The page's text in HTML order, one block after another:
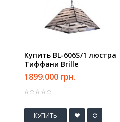
Купить BL-606S/1 люстра
Тиффани Brille
1899.000 грн.
КУПИТЬ